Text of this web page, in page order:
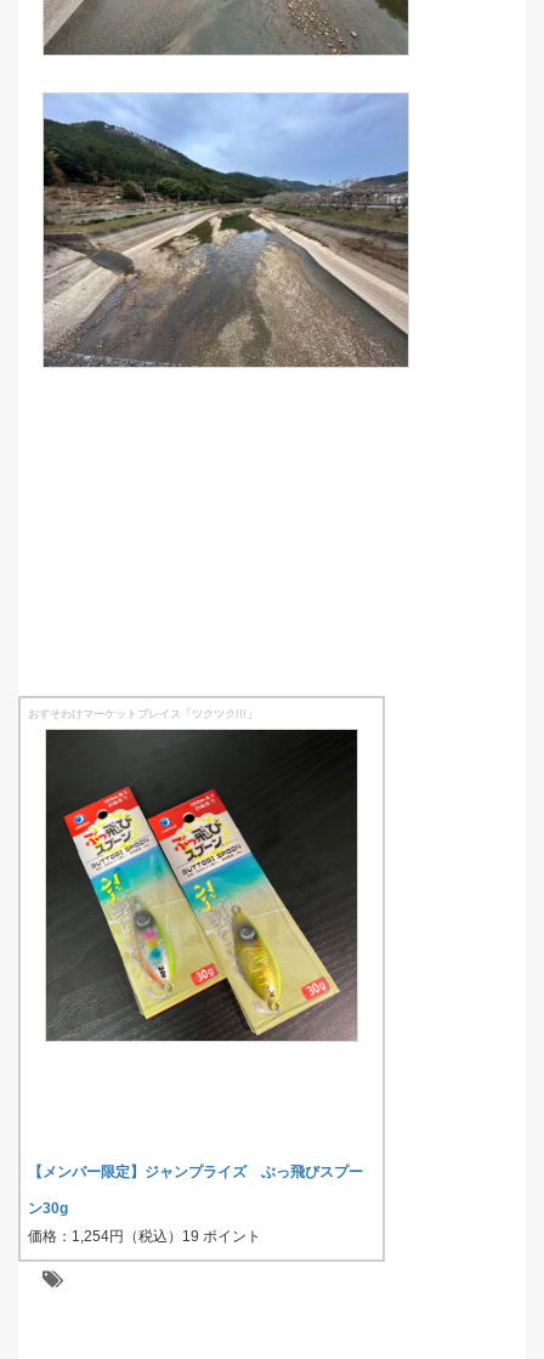
おすそわけマーケットプレイス「ツクツク!!!」
【メンバー限定】ジャンプライズ ぶっ飛びスプー
ン30g
価格：1,254円（税込）19 ポイント